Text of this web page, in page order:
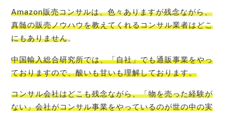
Amazon販売コンサルは、色々ありますが残念ながら、
真髄の販売ノウハウを教えてくれるコンサル業者はどこ
にもありません。
中国輸入総合研究所では、「自社」でも通販事業をやっ
ておりますので、酸いも甘いも理解しております。
コンサル会社はどこも残念ながら、「物を売った経験が
ない」会社がコンサル事業をやっているのが世の中の実